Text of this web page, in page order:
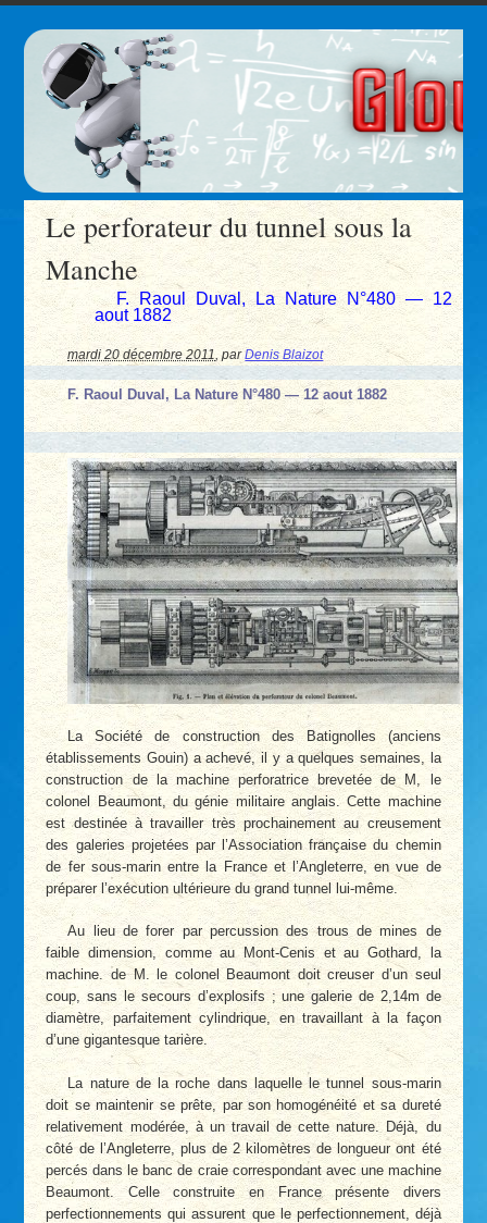
Le perforateur du tunnel sous la
Manche
F. Raoul Duval, La Nature N°480 — 12
aout 1882
mardi 20 décembre 2011 ,parDenis Blaizot
F. Raoul Duval, La Nature N°480 — 12 aout 1882
La Société de construction des Batignolles (anciens
établissements Gouin) a achevé, il y a quelques semaines, la
construction de la machine perforatrice brevetée de M, le
colonel Beaumont, du génie militaire anglais. Cette machine
est destinée à travailler très prochainement au creusement
des galeries projetées par l’Association française du chemin
de fer sous-marin entre la France et l’Angleterre, en vue de
préparer l’exécution ultérieure du grand tunnel lui-même.
Au lieu de forer par percussion des trous de mines de
faible dimension, comme au Mont-Cenis et au Gothard, la
machine. de M. le colonel Beaumont doit creuser d’un seul
coup, sans le secours d’explosifs ; une galerie de 2,14m de
diamètre, parfaitement cylindrique, en travaillant à la façon
d’une gigantesque tarière.
La nature de la roche dans laquelle le tunnel sous-marin
doit se maintenir se prête, par son homogénéité et sa dureté
relativement modérée, à un travail de cette nature. Déjà, du
côté de l’Angleterre, plus de 2 kilomètres de longueur ont été
percés dans le banc de craie correspondant avec une machine
Beaumont. Celle construite en France présente divers
perfectionnements qui assurent que le perfectionnement, déjà